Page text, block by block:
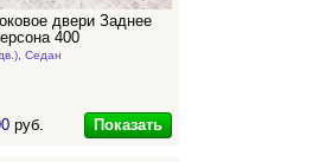
двери Заднее
400
Седан
руб. Показать